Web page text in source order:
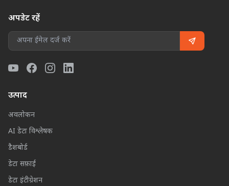
अपडेट रहें
उत्पाद
अवलोकन
AI डेटा विश्लेषक
डैशबोर्ड
डेटा सफ़ाई
डेटा इंटीग्रेशन